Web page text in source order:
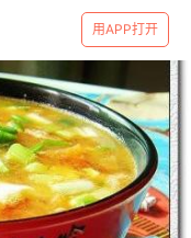
用APP打开